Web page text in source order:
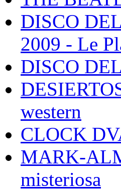
DISCO
2009 - Le
DISCO
western
CLOCK
MARK-
misteriosa